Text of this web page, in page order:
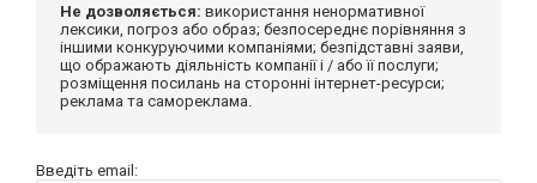
Не дозволяється: використання ненормативної
лексики, погроз або образ; безпосереднє порівняння з
іншими конкуруючими компаніями; безпідставні заяви,
що ображають діяльність компанії і / або її послуги;
розміщення посилань на сторонні інтернет-ресурси;
реклама та самореклама.
Введіть email: